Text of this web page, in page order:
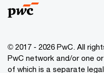
© 2017 - 2026 PwC. All
PwC network and/or one
of which is a separate